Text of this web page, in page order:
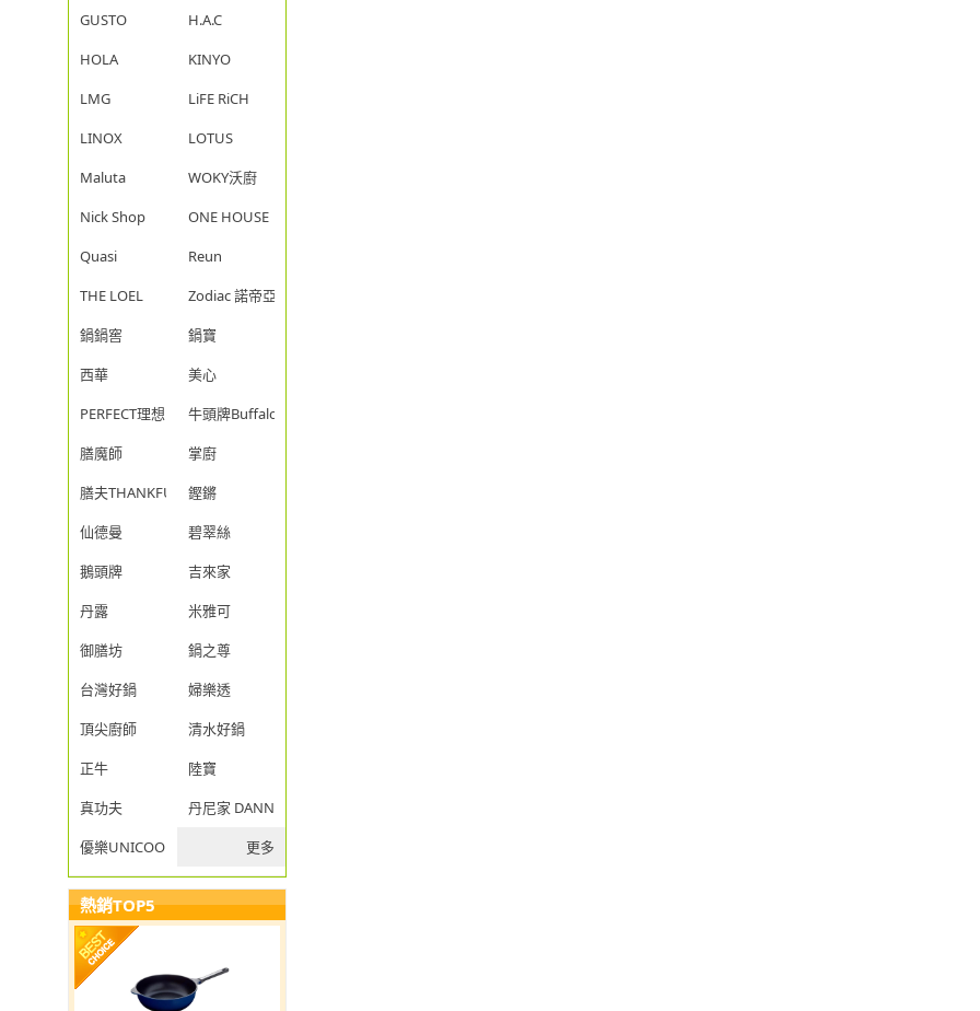
GUSTO
H.A.C
HOLA
KINYO
LMG
LiFE RiCH
LINOX
LOTUS
Maluta
WOKY沃廚
Nick Shop
ONE HOUSE
Quasi
Reun
THE LOEL
Zodiac 諾帝亞
鍋鍋窖
鍋寶
西華
美心
PERFECT理想
牛頭牌Buffalo
膳魔師
掌廚
膳夫THANKFUL
鏗鏘
仙德曼
碧翠絲
鵝頭牌
吉來家
丹露
米雅可
御膳坊
鍋之尊
台灣好鍋
婦樂透
頂尖廚師
清水好鍋
正牛
陸寶
真功夫
丹尼家 DANNY JIA
優樂UNICOOK
更多
熱銷TOP5